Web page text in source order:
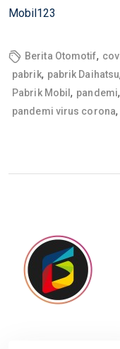
Mobil123
Berita Otomotif,
pabrik, pabrik Daihatsu
Pabrik Mobil, pandemi,
pandemi virus corona,